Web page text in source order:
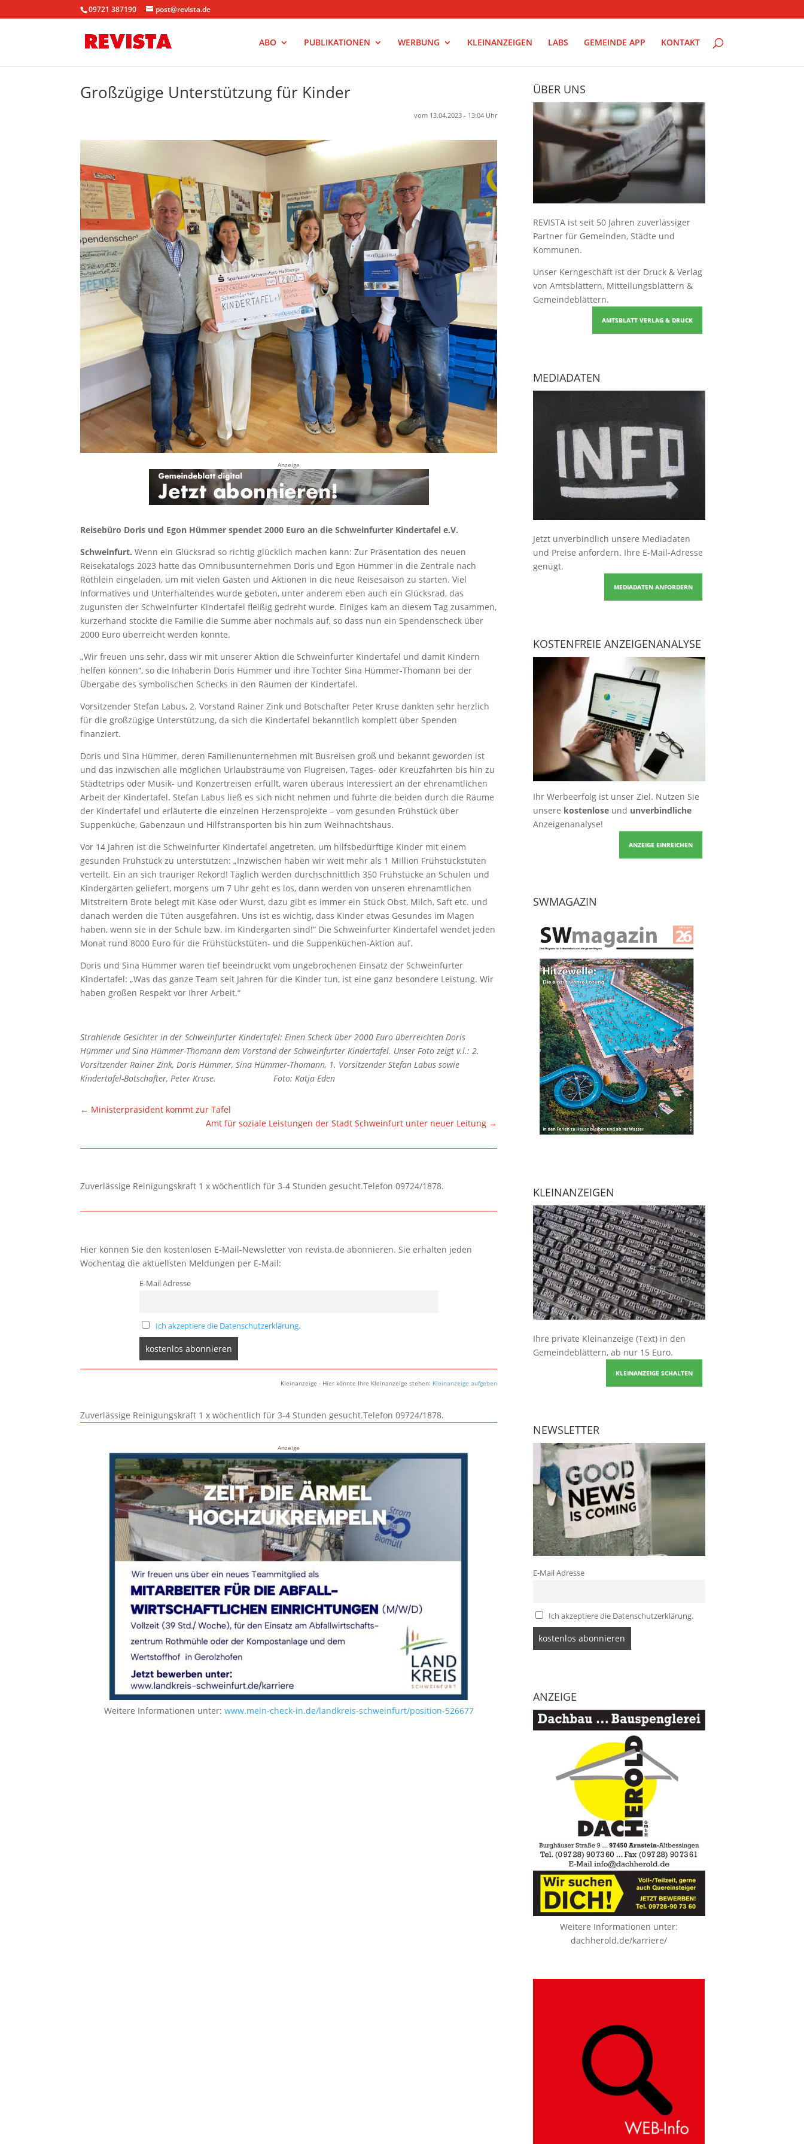
09721 387190 post@revista.de
ABO PUBLIKATIONEN WERBUNG KLEINANZEIGEN LABS GEMEINDE APP KONTAKT
Großzügige Unterstützung für Kinder
vom 13.04.2023 - 13:04 Uhr
Anzeige
Reisebüro Doris und Egon Hümmer spendet 2000 Euro an die Schweinfurter Kindertafel e.V.
Schweinfurt. Wenn ein Glücksrad so richtig glücklich machen kann: Zur Präsentation des neuen
Reisekatalogs 2023 hatte das Omnibusunternehmen Doris und Egon Hümmer in die Zentrale nach
Röthlein eingeladen, um mit vielen Gästen und Aktionen in die neue Reisesaison zu starten. Viel
Informatives und Unterhaltendes wurde geboten, unter anderem eben auch ein Glücksrad, das
zugunsten der Schweinfurter Kindertafel fleißig gedreht wurde. Einiges kam an diesem Tag zusammen,
kurzerhand stockte die Familie die Summe aber nochmals auf, so dass nun ein Spendenscheck über
2000 Euro überreicht werden konnte.
„Wir freuen uns sehr, dass wir mit unserer Aktion die Schweinfurter Kindertafel und damit Kindern
helfen können“, so die Inhaberin Doris Hümmer und ihre Tochter Sina Hümmer-Thomann bei der
Übergabe des symbolischen Schecks in den Räumen der Kindertafel.
Vorsitzender Stefan Labus, 2. Vorstand Rainer Zink und Botschafter Peter Kruse dankten sehr herzlich
für die großzügige Unterstützung, da sich die Kindertafel bekanntlich komplett über Spenden
finanziert.
Doris und Sina Hümmer, deren Familienunternehmen mit Busreisen groß und bekannt geworden ist
und das inzwischen alle möglichen Urlaubsträume von Flugreisen, Tages- oder Kreuzfahrten bis hin zu
Städtetrips oder Musik- und Konzertreisen erfüllt, waren überaus interessiert an der ehrenamtlichen
Arbeit der Kindertafel. Stefan Labus ließ es sich nicht nehmen und führte die beiden durch die Räume
der Kindertafel und erläuterte die einzelnen Herzensprojekte – vom gesunden Frühstück über
Suppenküche, Gabenzaun und Hilfstransporten bis hin zum Weihnachtshaus.
Vor 14 Jahren ist die Schweinfurter Kindertafel angetreten, um hilfsbedürftige Kinder mit einem
gesunden Frühstück zu unterstützen: „Inzwischen haben wir weit mehr als 1 Million Frühstückstüten
verteilt. Ein an sich trauriger Rekord! Täglich werden durchschnittlich 350 Frühstücke an Schulen und
Kindergärten geliefert, morgens um 7 Uhr geht es los, dann werden von unseren ehrenamtlichen
Mitstreitern Brote belegt mit Käse oder Wurst, dazu gibt es immer ein Stück Obst, Milch, Saft etc. und
danach werden die Tüten ausgefahren. Uns ist es wichtig, dass Kinder etwas Gesundes im Magen
haben, wenn sie in der Schule bzw. im Kindergarten sind!“ Die Schweinfurter Kindertafel wendet jeden
Monat rund 8000 Euro für die Frühstückstüten- und die Suppenküchen-Aktion auf.
Doris und Sina Hümmer waren tief beeindruckt vom ungebrochenen Einsatz der Schweinfurter
Kindertafel: „Was das ganze Team seit Jahren für die Kinder tun, ist eine ganz besondere Leistung. Wir
haben großen Respekt vor Ihrer Arbeit.“
Strahlende Gesichter in der Schweinfurter Kindertafel: Einen Scheck über 2000 Euro überreichten Doris
Hümmer und Sina Hümmer-Thomann dem Vorstand der Schweinfurter Kindertafel. Unser Foto zeigt v.l.: 2.
Vorsitzender Rainer Zink, Doris Hümmer, Sina Hümmer-Thomann, 1. Vorsitzender Stefan Labus sowie
Kindertafel-Botschafter, Peter Kruse.
Foto: Katja Eden
← Ministerpräsident kommt zur Tafel
Amt für soziale Leistungen der Stadt Schweinfurt unter neuer Leitung →
Zuverlässige Reinigungskraft 1 x wöchentlich für 3-4 Stunden gesucht.Telefon 09724/1878.
Hier können Sie den kostenlosen E-Mail-Newsletter von revista.de abonnieren. Sie erhalten jeden
Wochentag die aktuellsten Meldungen per E-Mail:
E-Mail Adresse
Ich akzeptiere die Datenschutzerklärung.
Kleinanzeige - Hier könnte Ihre Kleinanzeige stehen: Kleinanzeige aufgeben
Zuverlässige Reinigungskraft 1 x wöchentlich für 3-4 Stunden gesucht.Telefon 09724/1878.
Anzeige
Weitere Informationen unter: www.mein-check-in.de/landkreis-schweinfurt/position-526677
ÜBER UNS
REVISTA ist seit 50 Jahren zuverlässiger
Partner für Gemeinden, Städte und
Kommunen.
Unser Kerngeschäft ist der Druck & Verlag
von Amtsblättern, Mitteilungsblättern &
Gemeindeblättern.
AMTSBLATT VERLAG & DRUCK
MEDIADATEN
Jetzt unverbindlich unsere Mediadaten
und Preise anfordern. Ihre E-Mail-Adresse
genügt.
MEDIADATEN ANFORDERN
KOSTENFREIE ANZEIGENANALYSE
Ihr Werbeerfolg ist unser Ziel. Nutzen Sie
unsere kostenloseund unverbindliche
Anzeigenanalyse!
ANZEIGE EINREICHEN
SWMAGAZIN
KLEINANZEIGEN
Ihre private Kleinanzeige (Text) in den
Gemeindeblättern, ab nur 15 Euro.
KLEINANZEIGE SCHALTEN
NEWSLETTER
E-Mail Adresse
Ich akzeptiere die Datenschutzerklärung.
ANZEIGE
Weitere Informationen unter:
dachherold.de/karriere/